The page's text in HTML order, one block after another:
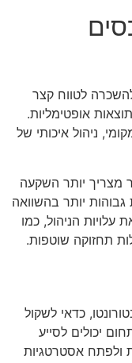
לטווח קצר
אופטימליות.
ניהול איכותי של
מצריך יותר השקעה
יותר בהשוואה
הניהול, כמו
תחזוקה שוטפות.
כדאי לשקול
יכולים לסייע
ולפתח אסטרטגיות